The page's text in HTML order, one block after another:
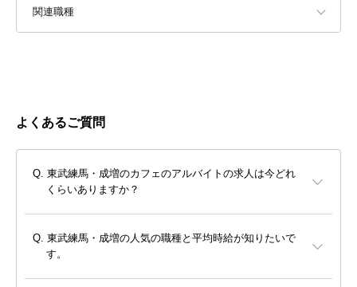
関連職種
よくあるご質問
東武練馬・成増のカフェのアルバイトの求人は今どれ
くらいありますか？
東武練馬・成増の人気の職種と平均時給が知りたいで
す。